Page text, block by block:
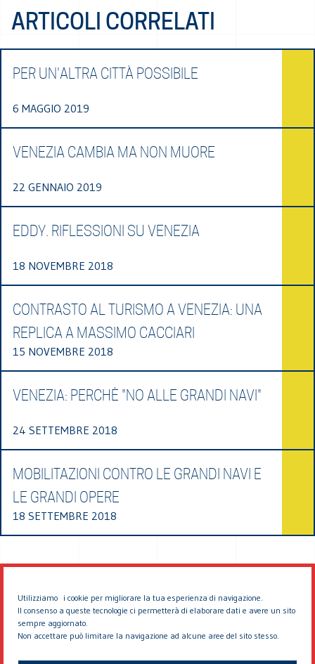
Utilizziamo i cookie per migliorare la tua esperienza di navigazione.
Il consenso a queste tecnologie ci permetterà di elaborare dati e avere un sito
sempre aggiornato.
Non accettare può limitare la navigazione ad alcune aree del sito stesso.
ARTICOLI CORRELATI
PER UN'ALTRA CITTÀ POSSIBILE
6 MAGGIO 2019
VENEZIA CAMBIA MA NON MUORE
22 GENNAIO 2019
EDDY. RIFLESSIONI SU VENEZIA
18 NOVEMBRE 2018
CONTRASTO AL TURISMO A VENEZIA: UNA
REPLICA A MASSIMO CACCIARI
15 NOVEMBRE 2018
VENEZIA: PERCHÈ "NO ALLE GRANDI NAVI"
24 SETTEMBRE 2018
MOBILITAZIONI CONTRO LE GRANDI NAVI E
LE GRANDI OPERE
18 SETTEMBRE 2018
© 2026 EDDYBURG